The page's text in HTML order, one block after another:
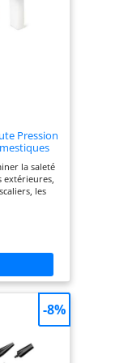
Pression
Bar, 500
la saleté
extérieures,
les
(l/h) max.
max. 50
à haute
réglable, kit
pistolet
blocage :
s'enroule
eau avec
et
nettoyeur
: si le
-8%